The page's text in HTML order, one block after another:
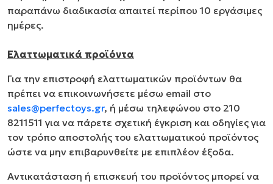
παραπάνω διαδικασία απαιτεί περίπου 10 εργάσιμες
ημέρες.
Ελαττωματικά προϊόντα
Για την επιστροφή ελαττωματικών προϊόντων θα
πρέπει να επικοινωνήσετε μέσω email στο
sales@perfectoys.gr, ή μέσω τηλεφώνου στο 210
8211511 για να πάρετε σχετική έγκριση και οδηγίες για
τον τρόπο αποστολής του ελαττωματικού προϊόντος
ώστε να μην επιβαρυνθείτε με επιπλέον έξοδα.
Αντικατάσταση ή επισκευή του προϊόντος μπορεί να